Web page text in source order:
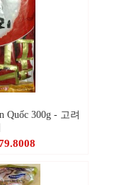
Quốc 300g - 고려